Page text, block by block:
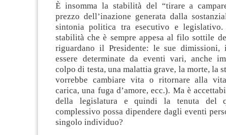
È insomma la stabilità del “tirare a
prezzo dell’inazione generata dalla
sintonia politica tra esecutivo e
stabilità che è sempre appesa al filo sottile
riguardano il Presidente: le sue dimissioni,
essere determinate da eventi vari, anche
colpo di testa, una malattia grave, la morte, la
vorrebbe cambiare vita o ritornare alla
carica, una fuga d’amore, ecc.). Ma è
della legislatura e quindi la tenuta del
complessivo possa dipendere dagli eventi
singolo individuo?